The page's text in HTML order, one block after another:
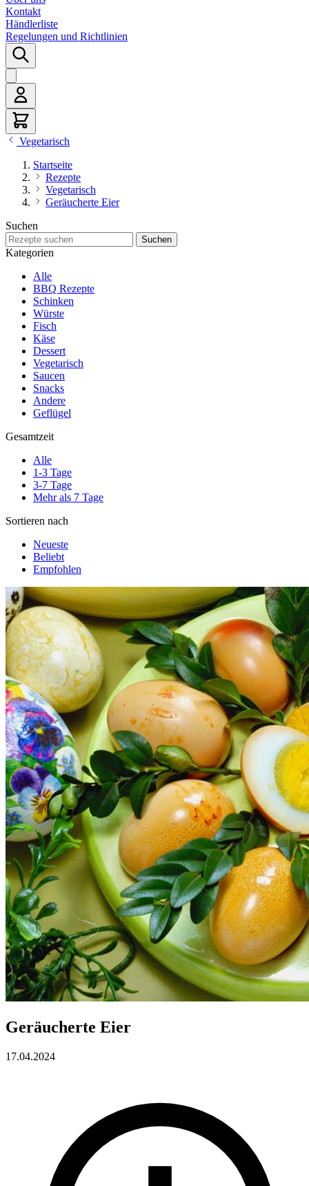
Kontakt
Händlerliste
Regelungen und Richtlinien
Vegetarisch
Startseite
Rezepte
Vegetarisch
Geräucherte Eier
Suchen
Rezepte suchen
Suchen
Kategorien
Alle
BBQ Rezepte
Schinken
Würste
Fisch
Käse
Dessert
Vegetarisch
Saucen
Snacks
Andere
Geflügel
Gesamtzeit
Alle
1-3 Tage
3-7 Tage
Mehr als 7 Tage
Sortieren nach
Neueste
Beliebt
Empfohlen
Geräucherte Eier
17.04.2024